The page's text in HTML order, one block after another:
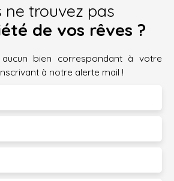
ne trouvez pas
de vos rêves ?
bien correspondant à votre
à notre alerte mail !